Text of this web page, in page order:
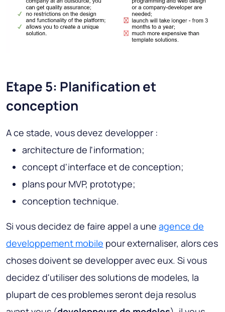
Etape 5: Planification et
conception
A ce stade, vous devez developper :
architecture de l'information;
concept d'interface et de conception;
plans pour MVP, prototype;
conception technique.
Si vous decidez de faire appel a une agence de
developpement mobile pour externaliser, alors ces
choses doivent se developper avec eux. Si vous
decidez d'utiliser des solutions de modeles, la
plupart de ces problemes seront deja resolus